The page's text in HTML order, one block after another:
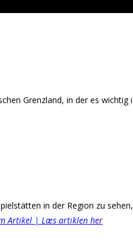
Grenzland, in der es
in der Region zu
Artikel | Læs artiklen her